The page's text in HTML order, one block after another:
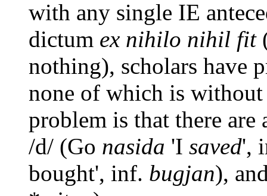
with any single IE
dictum ex nihilo nihil fit
nothing), scholars have
none of which is
problem is that there are
/d/ (Go nasida 'I saved',
bought', inf. bugjan),